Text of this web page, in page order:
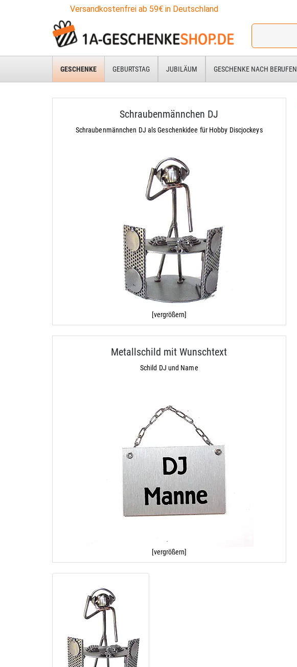
Versandkostenfrei ab 59€ in Deutschland
Ich
für:
GESCHENKE GEBURTSTAG JUBILÄUM GESCHENKE NACH BERUFEN
Schraubenmännchen DJ
Schraubenmännchen DJ als Geschenkidee für Hobby Discjockeys
[vergrößern]
Metallschild mit Wunschtext
Schild DJ und Name
[vergrößern]